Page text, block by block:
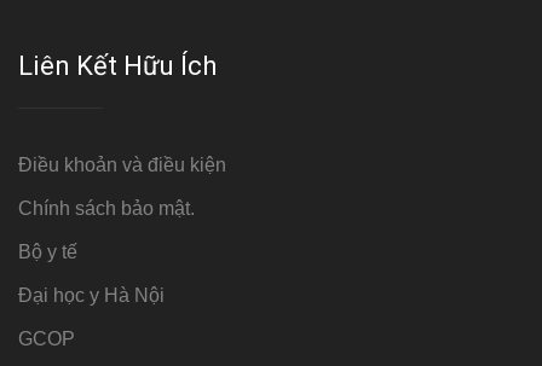
Liên Kết Hữu Ích
Điều khoản và điều kiện
Chính sách bảo mật.
Bộ y tế
Đại học y Hà Nội
GCOP